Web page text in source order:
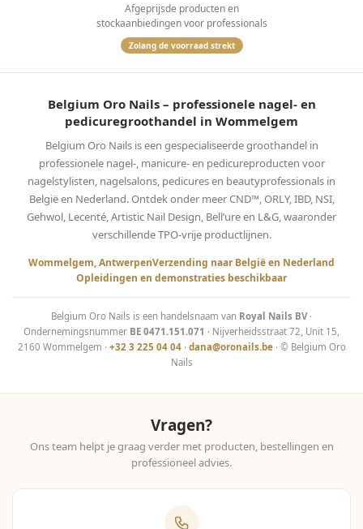
Afgeprijsde producten en
stockaanbiedingen voor professionals
Zolang de voorraad strekt
Belgium Oro Nails – professionele nagel- en
pedicuregroothandel in Wommelgem
Belgium Oro Nails is een gespecialiseerde groothandel in
professionele nagel-, manicure- en pedicureproducten voor
nagelstylisten, nagelsalons, pedicures en beautyprofessionals in
België en Nederland. Ontdek onder meer CND™, ORLY, IBD, NSI,
Gehwol, Lecenté, Artistic Nail Design, Bell’ure en L&G, waaronder
verschillende TPO-vrije productlijnen.
Wommelgem, AntwerpenVerzending naar België en Nederland
Opleidingen en demonstraties beschikbaar
Belgium Oro Nails is een handelsnaam van Royal Nails BV·
Ondernemingsnummer BE 0471.151.071 · Nijverheidsstraat 72, Unit 15,
2160 Wommelgem · +32 3 225 04 04· dana@oronails.be· © Belgium Oro
Nails
Vragen?
Ons team helpt je graag verder met producten, bestellingen en
professioneel advies.